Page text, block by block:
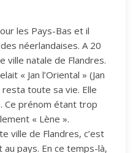
les Pays-Bas et il
néerlandaises. A 20
ville natale de Flandres.
« Jan l’Oriental » (Jan
toute sa vie. Elle
Ce prénom étant trop
« Lène ».
ville de Flandres, c’est
au pays. En ce temps-là,